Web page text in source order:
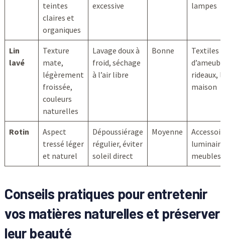
teintes
claires et
organiques
excessive
lampes
Lin
lavé
Texture
mate,
légèrement
froissée,
couleurs
naturelles
Lavage doux à
froid, séchage
à l’air libre
Bonne
Textiles
rideaux,
maison
Rotin
Aspect
tressé léger
et naturel
Dépoussiérage
régulier, éviter
soleil direct
Moyenne
meubles
Conseils pratiques pour entretenir
vos matières naturelles et préserver
leur beauté